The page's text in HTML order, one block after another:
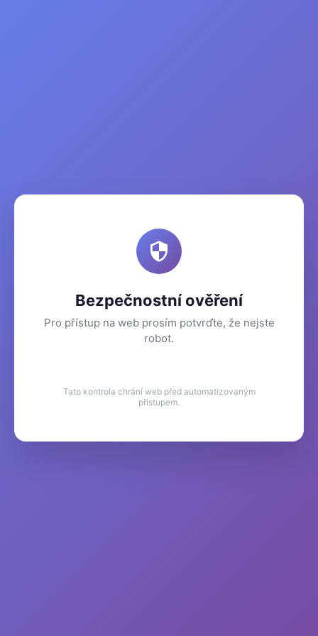
Bezpečnostní ověření
Pro přístup na web prosím potvrďte, že nejste
robot.
Tato kontrola chrání web před automatizovaným
přístupem.